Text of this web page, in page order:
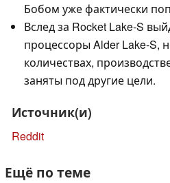
Бобом уже фактически
Вслед за Rocket Lake-S
процессоры Alder Lake-S,
количествах,
заняты под другие цели.
Источник(и)
Reddit
Ещё по теме